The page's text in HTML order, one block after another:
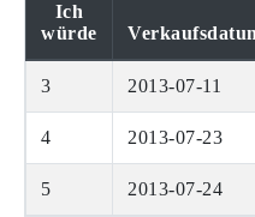
Ich
würde
3 2013-07-11
4 2013-07-23
5 2013-07-24